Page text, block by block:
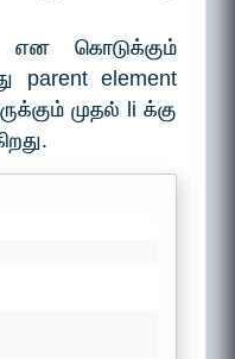
என கொடுக்கும்
parent element
முதல் li க்கு